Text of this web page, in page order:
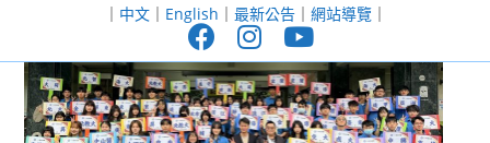
至
｜ 中文｜ English ｜ 最新公告｜ 網站導覽｜